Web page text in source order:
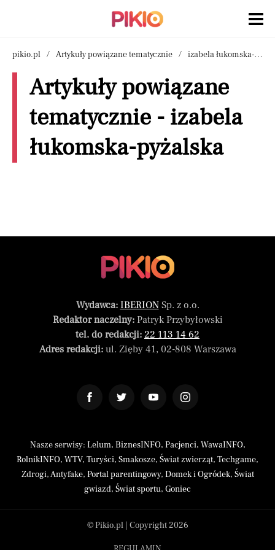
pikio.pl Artykuły powiązane tematycznie izabela łukomska-pyżalska
Artykuły powiązane
tematycznie - izabela
łukomska-pyżalska
Wydawca: IBERIONSp. z o.o.
Redaktor naczelny:Patryk Przybyłowski
tel. do redakcji: 22 113 14 62
Adres redakcji:ul. Zięby 41, 02-808 Warszawa
Nasze serwisy: Lelum, BiznesINFO, Pacjenci, WawaINFO,
RolnikINFO, WTV, Turyści, Smakosze, Świat zwierząt, Techgame,
Zdrogi,Antyfake, Portal parentingowy, Domek i Ogródek, Świat
gwiazd, Świat sportu, Goniec
© Pikio.pl | Copyright 2026